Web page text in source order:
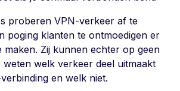
proberen VPN-verkeer af te
poging klanten te ontmoedigen er
maken. Zij kunnen echter op geen
weten welk verkeer deel uitmaakt
en welk niet.